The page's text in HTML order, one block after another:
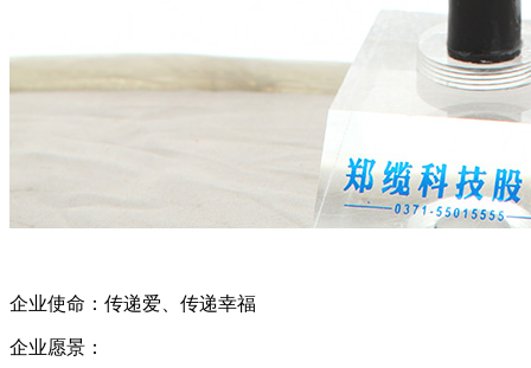
企业使命：传递爱、传递幸福
企业愿景：